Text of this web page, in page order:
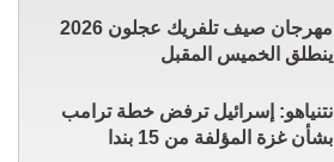
مهرجان صيف تلفريك عجلون 2026
ينطلق الخميس المقبل
نتنياهو: إسرائيل ترفض خطة ترامب
بشأن غزة المؤلفة من 15 بندا